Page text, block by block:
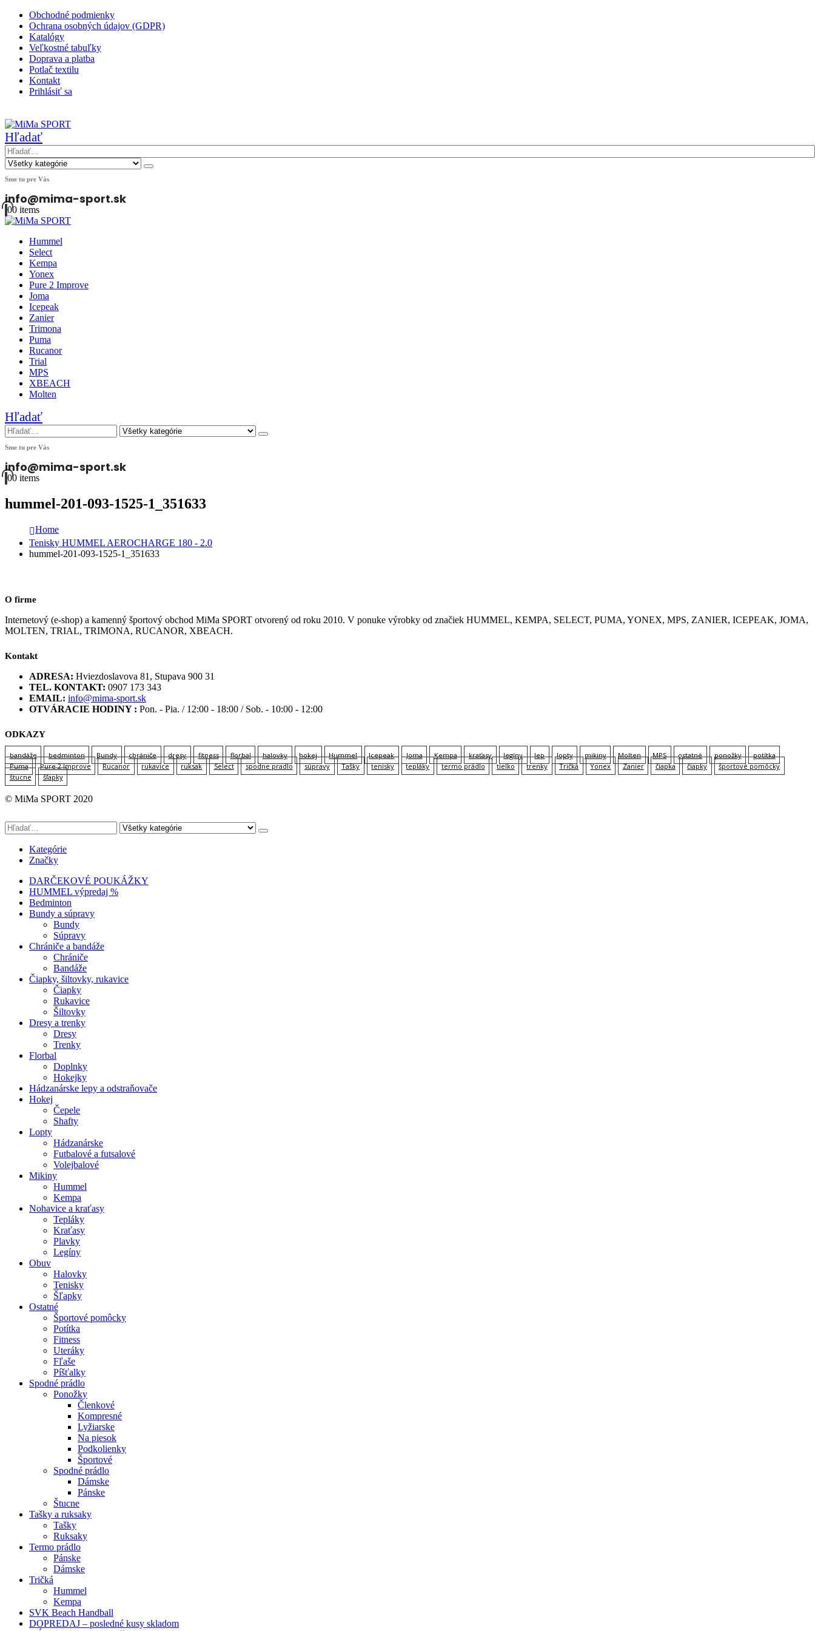
Obchodné podmienky
Ochrana osobných údajov (GDPR)
Katalógy
Veľkostné tabuľky
Doprava a platba
Potlač textilu
Kontakt
Prihlásiť sa
Hľadať
Sme tu pre Vás
info@mima-sport.sk
00 items
Hummel
Select
Kempa
Yonex
Pure 2 Improve
Joma
Icepeak
Zanier
Trimona
Puma
Rucanor
Trial
MPS
XBEACH
Molten
Hľadať
Sme tu pre Vás
info@mima-sport.sk
00 items
hummel-201-093-1525-1_351633
Home
Tenisky HUMMEL AEROCHARGE 180 - 2.0
hummel-201-093-1525-1_351633
O firme
Internetový (e-shop) a kamenný športový obchod MiMa SPORT otvorený od roku 2010. V ponuke výrobky od značiek HUMMEL, KEMPA, SELECT, PUMA, YONEX, MPS, ZANIER, ICEPEAK, JOMA,
MOLTEN, TRIAL, TRIMONA, RUCANOR, XBEACH.
Kontakt
ADRESA: Hviezdoslavova 81, Stupava 900 31
TEL. KONTAKT: 0907 173 343
EMAIL: info@mima-sport.sk
OTVÁRACIE HODINY : Pon. - Pia. / 12:00 - 18:00 / Sob. - 10:00 - 12:00
ODKAZY
bandáže bedminton Bundy chrániče dresy fitness florbal halovky hokej Hummel Icepeak Joma Kempa kraťasy legíny lep lopty mikiny Molten MPS ostatné ponožky
potítka
Puma
Pure 2 Improve Rucanor rukavice ruksak Select spodne pradlo súpravy Tašky tenisky tepláky termo prádlo tielko trenky Tričká Yonex Zanier čiapka čiapky
športové pomôcky
štucne
šľapky
© MiMa SPORT 2020
Kategórie
Značky
DARČEKOVÉ POUKÁŽKY
HUMMEL výpredaj %
Bedminton
Bundy a súpravy
Bundy
Súpravy
Chrániče a bandáže
Chrániče
Bandáže
Čiapky, šiltovky, rukavice
Čiapky
Rukavice
Šiltovky
Dresy a trenky
Dresy
Trenky
Florbal
Doplnky
Hokejky
Hádzanárske lepy a odstraňovače
Hokej
Čepele
Shafty
Lopty
Hádzanárske
Futbalové a futsalové
Volejbalové
Mikiny
Hummel
Kempa
Nohavice a kraťasy
Tepláky
Kraťasy
Plavky
Legíny
Obuv
Halovky
Tenisky
Šľapky
Ostatné
Športové pomôcky
Potítka
Fitness
Uteráky
Fľaše
Píšťalky
Spodné prádlo
Ponožky
Členkové
Kompresné
Lyžiarske
Na piesok
Podkolienky
Športové
Spodné prádlo
Dámske
Pánske
Štucne
Tašky a ruksaky
Tašky
Ruksaky
Termo prádlo
Pánske
Dámske
Tričká
Hummel
Kempa
SVK Beach Handball
DOPREDAJ – posledné kusy skladom